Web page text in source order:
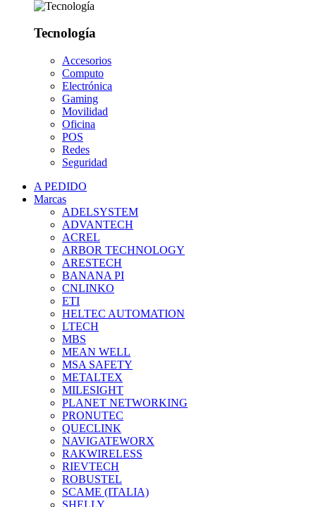
Tecnología
Accesorios
Computo
Electrónica
Gaming
Movilidad
Oficina
POS
Redes
Seguridad
A PEDIDO
Marcas
ADELSYSTEM
ADVANTECH
ACREL
ARBOR TECHNOLOGY
ARESTECH
BANANA PI
CNLINKO
ETI
HELTEC AUTOMATION
LTECH
MBS
MEAN WELL
MSA SAFETY
METALTEX
MILESIGHT
PLANET NETWORKING
PRONUTEC
QUECLINK
NAVIGATEWORX
RAKWIRELESS
RIEVTECH
ROBUSTEL
SCAME (ITALIA)
SHELLY